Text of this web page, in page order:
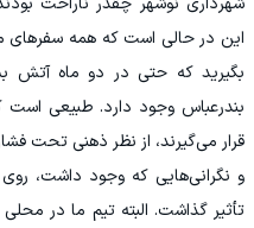
این در حالی است که همه سفرهای
بگیرید که حتی در دو ماه آتش
بندرعباس وجود دارد. طبیعی
قرار می‌گیرند، از نظر ذهنی تحت
و نگرانی‌هایی که وجود داشت، روی
تأثیر گذاشت. البته تیم ما در